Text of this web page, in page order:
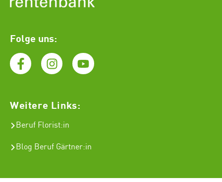
Folge uns:
Weitere Links:
Beruf Florist:in
Blog Beruf Gärtner:in